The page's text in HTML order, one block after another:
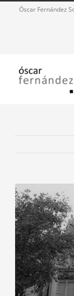
Óscar Fernández
Ver
imagen
más
grande